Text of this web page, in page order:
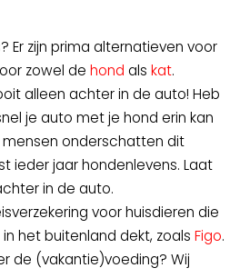
Er zijn prima alternatieven voor
zowel de hond als kat.
alleen achter in de auto! Heb
je auto met je hond erin kan
onderschatten dit
ieder jaar hondenlevens. Laat
in de auto.
voor huisdieren die
het buitenland dekt, zoals Figo.
de (vakantie)voeding? Wij